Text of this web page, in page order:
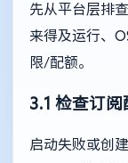
先从平台层排
来得及运行、
限/配额。
3.1 检查订阅
启动失败或创